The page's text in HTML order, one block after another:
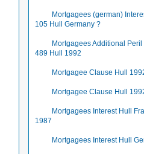
Mortgagees (german)
105 Hull Germany ?
Mortgagees Additional Peril
489 Hull 1992
Mortgagee Clause Hull
Mortgagee Clause Hull
Mortgagees Interest Hull
1987
Mortgagees Interest Hull